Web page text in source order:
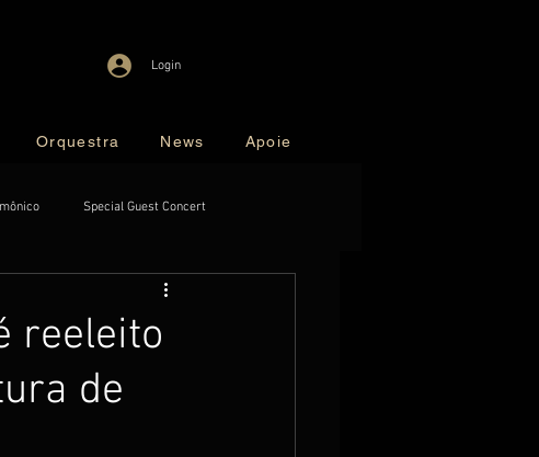
Login
Orquestra News Apoie
Special Guest Concert
reeleito
de